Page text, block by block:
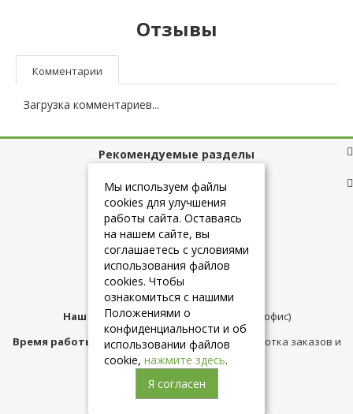
Отзывы
Комментарии
Загрузка комментариев...
Рекомендуемые разделы
Полезные ссылки
+7 (925) 084-10-60
Наш адрес:Москва,ул.Плещеева д.12 (офис)
Время работы магазина:с 10:00 до 21:00 (обработка заказов и
консультация)
Мы используем файлы
cookies для улучшения
работы сайта. Оставаясь
на нашем сайте, вы
соглашаетесь с условиями
использования файлов
cookies. Чтобы
ознакомиться с нашими
Положениями о
конфиденциальности и об
использовании файлов
cookie, нажмите здесь.
Я согласен